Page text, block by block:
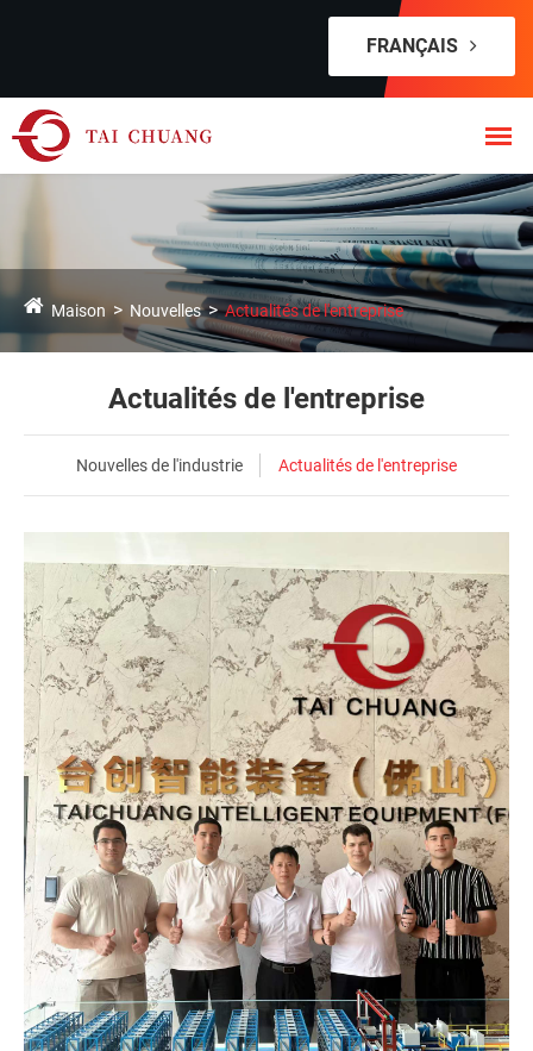
FRANÇAIS
Maison Nouvelles Actualités de l'entreprise
Actualités de l'entreprise
Nouvelles de l'industrie Actualités de l'entreprise